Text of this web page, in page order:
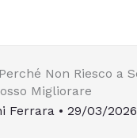
Perché Non Riesco a
Migliorare
Ferrara • 29/03/2026